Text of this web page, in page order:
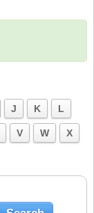
J K L
V W X